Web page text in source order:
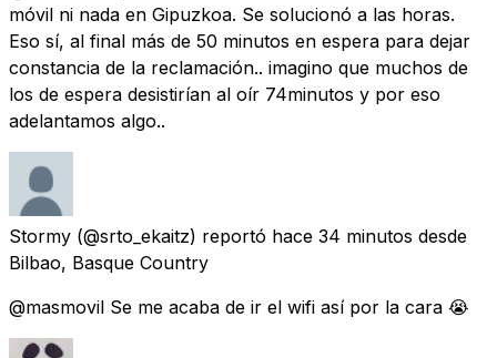
móvil ni nada en Gipuzkoa. Se solucionó a las horas.
Eso sí, al final más de 50 minutos en espera para dejar
constancia de la reclamación.. imagino que muchos de
los de espera desistirían al oír 74minutos y por eso
adelantamos algo..
Stormy (@srto_ekaitz) reportó hace 34 minutos desde
Bilbao, Basque Country
@masmovil Se me acaba de ir el wifi así por la cara 😭